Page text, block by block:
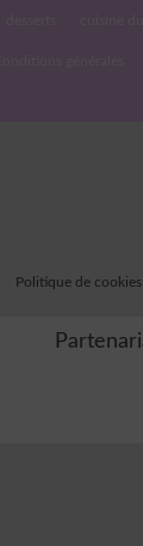
Politique de cookies